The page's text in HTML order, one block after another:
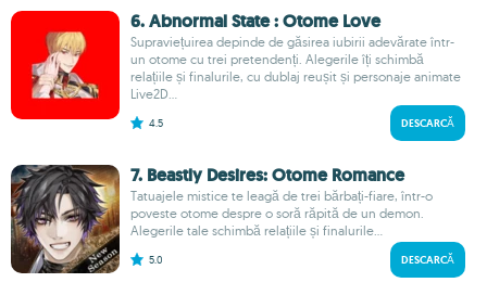
6. Abnormal State : Otome Love
Supraviețuirea depinde de găsirea iubirii adevărate într-
un otome cu trei pretendenți. Alegerile îți schimbă
relațiile și finalurile, cu dublaj reușit și personaje animate
Live2D...
4.5 DESCARCĂ
7. Beastly Desires: Otome Romance
Tatuajele mistice te leagă de trei bărbați-fiare, într-o
poveste otome despre o soră răpită de un demon.
Alegerile tale schimbă relațiile și finalurile...
5.0 DESCARCĂ